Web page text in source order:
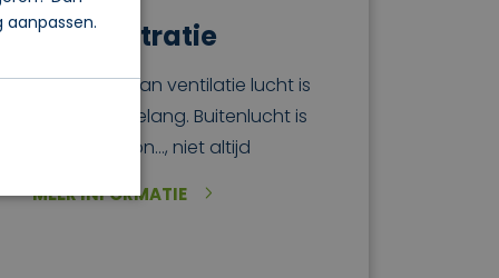
Lucht filtratie
Het filteren van ventilatie lucht is
van groot belang. Buitenlucht is
fris en schoon…, niet altijd
MEER INFORMATIE
aanpassen.